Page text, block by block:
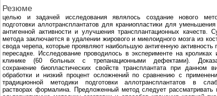
Резюме
целью и задачей исследования являлось создание нового
подготовки аллотрансплантатов для краниопластики для
антигенной активности и улучшения трансплантационных качеств.
метода заключается в удалении жирового и миелоидного мозга из
свода черепа, которые проявляют наибольшую антигенную активность
пересадке. Исследование проводилось в эксперименте на кроликах
клинике (60 больных с трепанационными дефектами).
сохранение биопластических свойств трансплантата при данном
обработки и низкий процент осложнений по сравнению с
традиционной методики подготовки аллотрансплантатов в
растворах формалина. Предложенный метод следует рассматривать